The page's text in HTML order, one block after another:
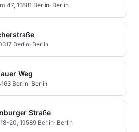
47, 13581 Berlin· Berlin
Berlin· Berlin
Weg
Berlin· Berlin
Straße
20, 10589 Berlin· Berlin